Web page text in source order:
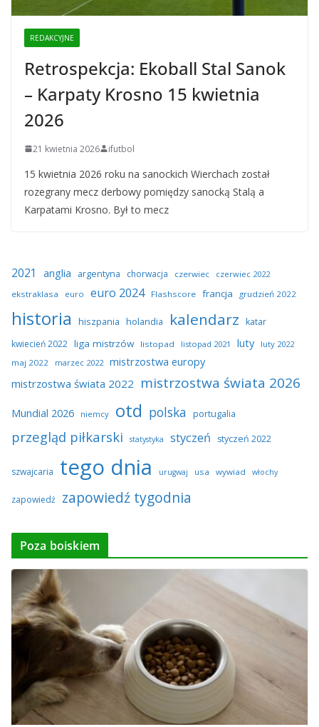
REDAKCYJNE
Retrospekcja: Ekoball Stal Sanok
– Karpaty Krosno 15 kwietnia
2026
21 kwietnia 2026 ifutbol
15 kwietnia 2026 roku na sanockich Wierchach został
rozegrany mecz derbowy pomiędzy sanocką Stalą a
Karpatami Krosno. Był to mecz
2021 anglia argentyna chorwacja czerwiec
czerwiec 2022
ekstraklasa
euro euro 2024 Flashscore francja grudzień 2022
historia hiszpania holandia kalendarz katar
kwiecień 2022 liga mistrzów listopad listopad 2021 luty
luty 2022
maj 2022
marzec 2022 mistrzostwa europy
mistrzostwa świata 2022 mistrzostwa świata 2026
Mundial 2026 niemcy otd polska portugalia
przegląd piłkarski statystyka styczeń styczeń 2022
szwajcaria tego dnia urugwaj usa wywiad włochy
zapowiedź zapowiedź tygodnia
Poza boiskiem